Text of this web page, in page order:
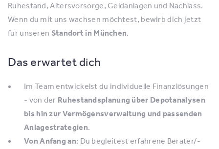
Ruhestand, Altersvorsorge, Geldanlagen und Nachlass.
Wenn du mit uns wachsen möchtest, bewirb dich jetzt
für unseren Standort in München.
Das erwartet dich
Im Team entwickelst du individuelle Finanzlösungen
- von der Ruhestandsplanung über Depotanalysen
bis hin zur Vermögensverwaltung und passenden
Anlagestrategien.
Von Anfang an: Du begleitest erfahrene Berater/-